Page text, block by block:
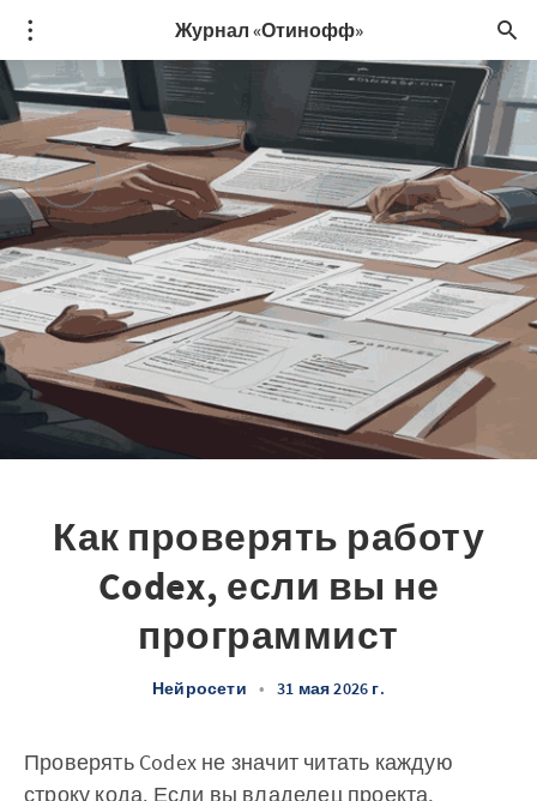
Журнал «Отинофф»
Как проверять работу
Codex, если вы не
программист
Нейросети • 31 мая 2026 г.
Проверять Codex не значит читать каждую
строку кода. Если вы владелец проекта,